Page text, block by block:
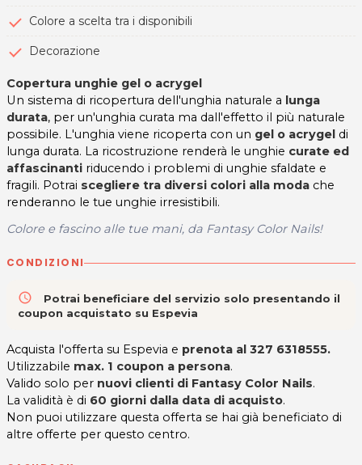
Colore a scelta tra i disponibili
Decorazione
Copertura unghie gel o acrygel
Un sistema di ricopertura dell'unghia naturale a lunga
durata, per un'unghia curata ma dall'effetto il più naturale
possibile. L'unghia viene ricoperta con un gel o acrygel di
lunga durata. La ricostruzione renderà le unghie curate ed
affascinanti riducendo i problemi di unghie sfaldate e
fragili. Potrai scegliere tra diversi colori alla moda che
renderanno le tue unghie irresistibili.
Colore e fascino alle tue mani, da Fantasy Color Nails!
CONDIZIONI
access_time
Potrai beneficiare del servizio solo presentando il
coupon acquistato su Espevia
Acquista l'offerta su Espevia e prenota al 327 6318555.
Utilizzabile max. 1 coupon a persona.
Valido solo per nuovi clienti di Fantasy Color Nails.
La validità è di 60 giorni dalla data di acquisto.
Non puoi utilizzare questa offerta se hai già beneficiato di
altre offerte per questo centro.